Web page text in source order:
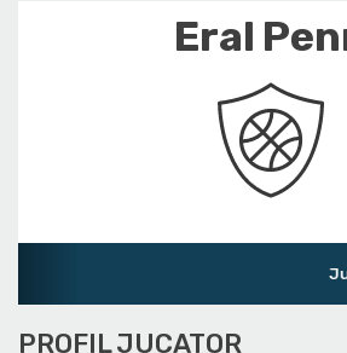
Eral
PROFIL JUCATOR